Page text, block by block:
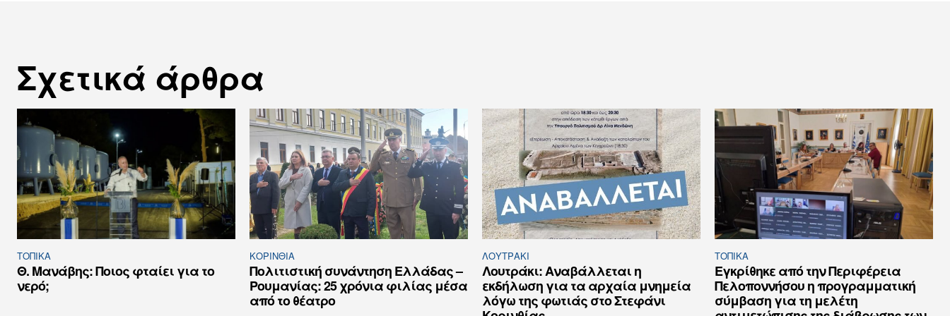
Σχετικά άρθρα
ΤΟΠΙΚΑ
Θ. Μανάβης: Ποιος φταίει για το
νερό;
ΚΟΡΙΝΘΊΑ
Πολιτιστική συνάντηση Ελλάδας –
Ρουμανίας: 25 χρόνια φιλίας μέσα
από το θέατρο
ΛΟΥΤΡΆΚΙ
Λουτράκι: Αναβάλλεται η
εκδήλωση για τα αρχαία μνημεία
λόγω της φωτιάς στο Στεφάνι
ΤΟΠΙΚΑ
Εγκρίθηκε από την Περιφέρεια
Πελοποννήσου η προγραμματική
σύμβαση για τη μελέτη